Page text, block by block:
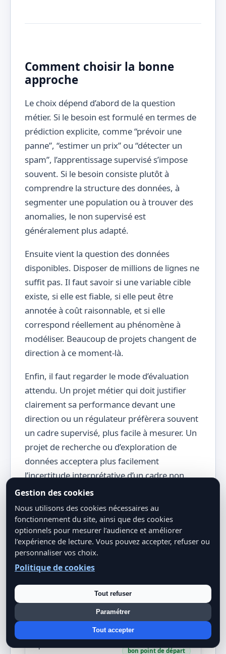
Comment choisir la bonne
approche
Le choix dépend d’abord de la question
métier. Si le besoin est formulé en termes de
prédiction explicite, comme “prévoir une
panne”, “estimer un prix” ou “détecter un
spam”, l’apprentissage supervisé s’impose
souvent. Si le besoin consiste plutôt à
comprendre la structure des données, à
segmenter une population ou à trouver des
anomalies, le non supervisé est
généralement plus adapté.
Ensuite vient la question des données
disponibles. Disposer de millions de lignes ne
suffit pas. Il faut savoir si une variable cible
existe, si elle est fiable, si elle peut être
annotée à coût raisonnable, et si elle
correspond réellement au phénomène à
modéliser. Beaucoup de projets changent de
direction à ce moment-là.
Enfin, il faut regarder le mode d’évaluation
attendu. Un projet métier qui doit justifier
clairement sa performance devant une
direction ou un régulateur préfèrera souvent
un cadre supervisé, plus facile à mesurer. Un
projet de recherche ou d’exploration de
données acceptera plus facilement
l’incertitude interprétative d’un cadre non
supervisé.
Question à se poser Si la réponse est oui
Dispose-t-on d’une cible
fiable ?
Le supervisé devient un
décision précise ?
Le supervisé est
généralement prioritaire
Le projet est-il surtout
exploratoire ?
Le non supervisé aide
souvent davantage
bon point de départ
Gestion des cookies
Nous utilisons des cookies nécessaires au
fonctionnement du site, ainsi que des cookies
optionnels pour mesurer l’audience et améliorer
l’expérience de lecture. Vous pouvez accepter, refuser ou
personnaliser vos choix.
Politique de cookies
Tout refuser
Paramétrer
Tout accepter